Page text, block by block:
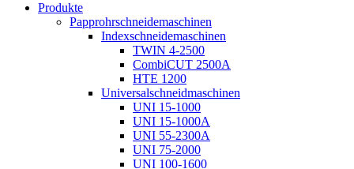
Produkte
Papprohrschneidemaschinen
Indexschneidemaschinen
TWIN 4-2500
CombiCUT 2500A
HTE 1200
Universalschneidmaschinen
UNI 15-1000
UNI 15-1000A
UNI 55-2300A
UNI 75-2000
UNI 100-1600